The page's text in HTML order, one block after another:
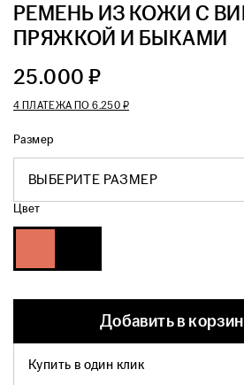
РЕМЕНЬ ИЗ КОЖИ С
ПРЯЖКОЙ И БЫКАМИ
25.000 ₽
4 ПЛАТЕЖА ПО6.250 ₽
Размер
ВЫБЕРИТЕ РАЗМЕР
Цвет
Добавить в
Купить в один клик